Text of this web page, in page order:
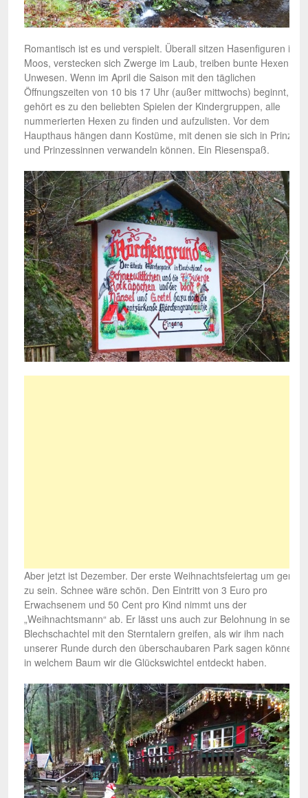
Romantisch ist es und verspielt. Überall sitzen Hasenfiguren im
Moos, verstecken sich Zwerge im Laub, treiben bunte Hexen ihr
Unwesen. Wenn im April die Saison mit den täglichen
Öffnungszeiten von 10 bis 17 Uhr (außer mittwochs) beginnt,
gehört es zu den beliebten Spielen der Kindergruppen, alle
nummerierten Hexen zu finden und aufzulisten. Vor dem
Haupthaus hängen dann Kostüme, mit denen sie sich in Prinzen
und Prinzessinnen verwandeln können. Ein Riesenspaß.
Aber jetzt ist Dezember. Der erste Weihnachtsfeiertag um genau
zu sein. Schnee wäre schön. Den Eintritt von 3 Euro pro
Erwachsenem und 50 Cent pro Kind nimmt uns der
„Weihnachtsmann“ ab. Er lässt uns auch zur Belohnung in seine
Blechschachtel mit den Sterntalern greifen, als wir ihm nach
unserer Runde durch den überschaubaren Park sagen können,
in welchem Baum wir die Glückswichtel entdeckt haben.